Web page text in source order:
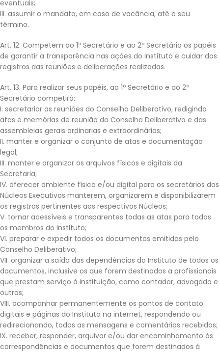
eventuais;
III. assumir o mandato, em caso de vacância, até o seu
término.
Art. 12. Competem ao 1º Secretário e ao 2º Secretário os papéis
de garantir a transparência nas ações do Instituto e cuidar dos
registros das reuniões e deliberações realizadas.
Art. 13. Para realizar seus papéis, ao 1º Secretário e ao 2º
Secretário competirá:
I. secretariar as reuniões do Conselho Deliberativo, redigindo
atas e memórias de reunião do Conselho Deliberativo e das
assembleias gerais ordinarias e extraordinárias;
II. manter e organizar o conjunto de atas e documentação
legal;
III. manter e organizar os arquivos físicos e digitais da
Secretaria;
IV. oferecer ambiente físico e/ou digital para os secretários dos
Núcleos Executivos manterem, organizarem e disponibilizarem
os registros pertinentes aos respectivos Núcleos;
V. tornar acessíveis e transparentes todas as atas para todos
os membros do Instituto;
VI. preparar e expedir todos os documentos emitidos pelo
Conselho Deliberativo;
VII. organizar a saída das dependências do Instituto de todos os
documentos, inclusive os que forem destinados a profissionais
que prestam serviço à instituição, como contador, advogado e
outros;
VIII. acompanhar permanentemente os pontos de contato
digitais e páginas do Instituto na internet, respondendo ou
redirecionando, todas as mensagens e comentários recebidos;
IX. receber, responder, arquivar e/ou dar encaminhamento às
correspondências e documentos que forem destinados à